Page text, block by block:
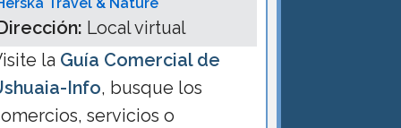
Local virtual
la Guía Comercial de
Info, busque los
servicios o